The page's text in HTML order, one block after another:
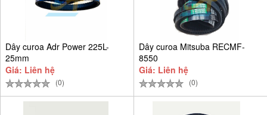
Dây curoa Adr Power 225L-
25mm
Giá: Liên hệ
(0)
Dây curoa Mitsuba RECMF-
8550
Giá: Liên hệ
(0)